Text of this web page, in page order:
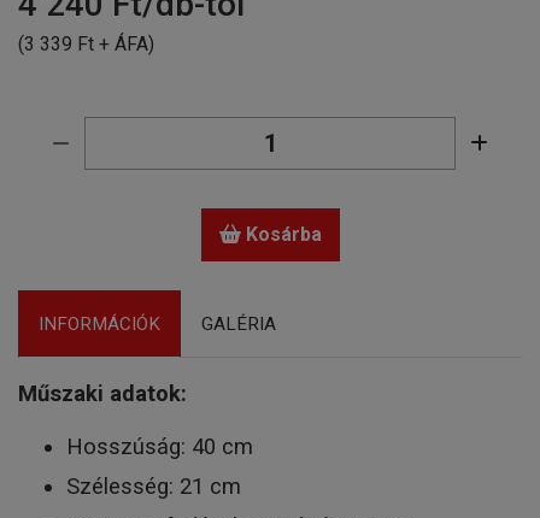
(3 339 Ft + ÁFA)
Kosárba
INFORMÁCIÓK GALÉRIA
Műszaki adatok:
Hosszúság: 40 cm
Szélesség: 21 cm